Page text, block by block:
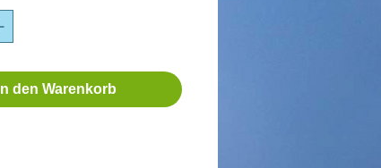
In den Warenkorb